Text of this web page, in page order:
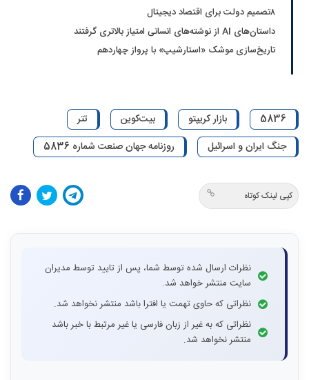
۸تصمیم دولت برای اقتصاد دیجیتال
داستان‌های AI از نوشته‌های انسانی امتیاز بالاتری گرفتند
تاریخ‌سازی موشک «استارشیپ» با پرواز چهاردهم
5836 بازار کریپتو بیت‌کوین
تتر
جنگ ایران و اسرائیل
روزنامه جهان صنعت شماره 5836
کپی لینک کوتاه
نظرات ارسال شده توسط شما، پس از تایید توسط مدیران
سایت منتشر خواهد شد.
نظراتی که حاوی تهمت یا افترا باشد منتشر نخواهد شد.
نظراتی که به غیر از زبان فارسی یا غیر مرتبط با خبر باشد
منتشر نخواهد شد.